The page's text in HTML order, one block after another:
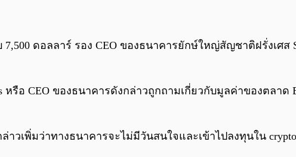
ดอลลาร์ รอง CEO ของธนาคารยักษ์ใหญ่สัญชาติฝรั่งเศส
หรือ CEO ของธนาคารดังกล่าวถูกถามเกี่ยวกับมูลค่าของตลา
าวเพิ่มว่าทางธนาคารจะไม่มีวันสนใจและเข้าไปลงทุนใน